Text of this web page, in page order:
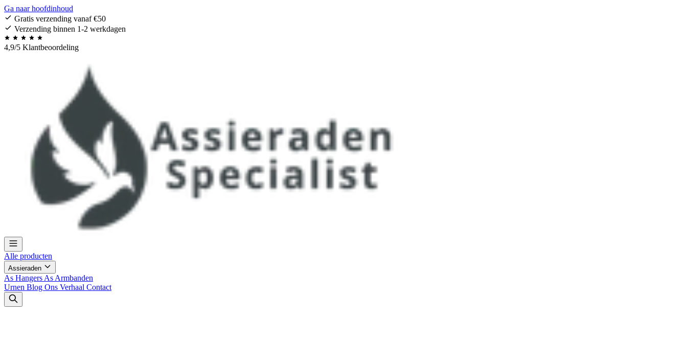
Ga naar hoofdinhoud
Gratis verzending vanaf €50
Verzending binnen 1-2 werkdagen
4,9/5 Klantbeoordeling
Alle producten
Assieraden
As Hangers As Armbanden
Urnen Blog Ons Verhaal Contact